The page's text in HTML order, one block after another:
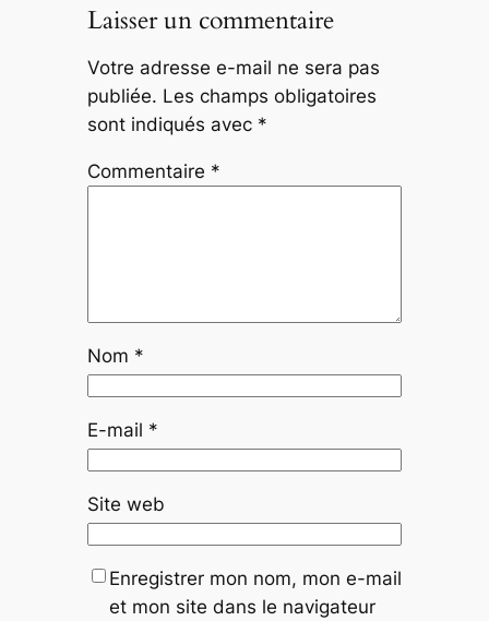
Laisser un commentaire
Votre adresse e-mail ne sera pas
publiée. Les champs obligatoires
sont indiqués avec *
Commentaire *
Nom *
E-mail *
Site web
Enregistrer mon nom, mon e-mail
et mon site dans le navigateur